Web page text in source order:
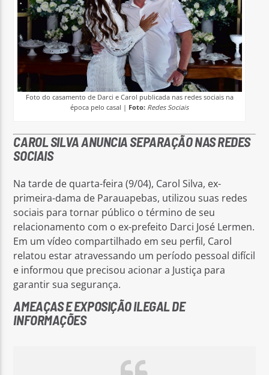
Foto do casamento de Darci e Carol publicada nas redes sociais na
época pelo casal | Foto: Redes Sociais
CAROL SILVA ANUNCIA SEPARAÇÃO NAS REDES
SOCIAIS
Na tarde de quarta-feira (9/04), Carol Silva, ex-
primeira-dama de Parauapebas, utilizou suas redes
sociais para tornar público o término de seu
relacionamento com o ex-prefeito Darci José Lermen.
Em um vídeo compartilhado em seu perfil, Carol
relatou estar atravessando um período pessoal difícil
e informou que precisou acionar a Justiça para
garantir sua segurança.
AMEAÇAS E EXPOSIÇÃO ILEGAL DE
INFORMAÇÕES